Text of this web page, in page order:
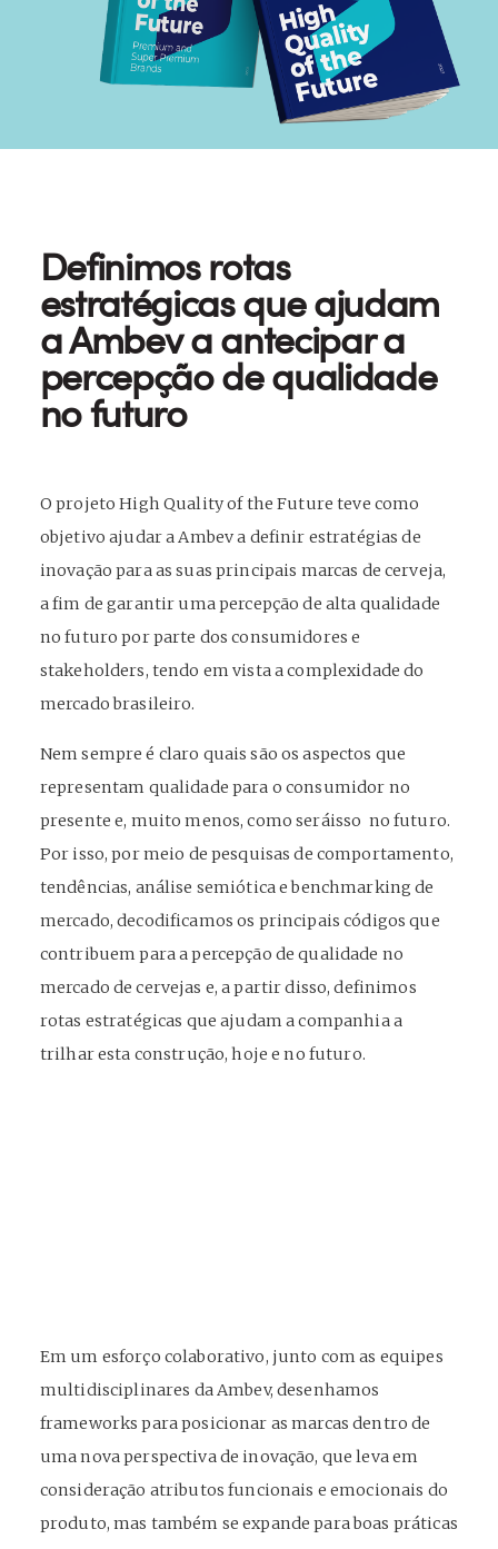
Definimos rotas
estratégicas que ajudam
a Ambev a antecipar a
percepção de qualidade
no futuro
O projeto High Quality of the Future teve como
objetivo ajudar a Ambev a definir estratégias de
inovação para as suas principais marcas de cerveja,
a fim de garantir uma percepção de alta qualidade
no futuro por parte dos consumidores e
stakeholders, tendo em vistaa complexidade do
mercado brasileiro.
Nem sempre é claro quais são os aspectos que
representam qualidade para o consumidor no
presente e, muito menos, como seráisso no futuro.
Por isso, por meio de pesquisas de comportamento,
tendências, análise semiótica e benchmarking de
mercado, decodificamos os principais códigos que
contribuem para a percepção de qualidade no
mercado de cervejas e, a partir disso, definimos
rotas estratégicas que ajudam a companhia a
trilhar esta construção, hoje e no futuro.
Em um esforço colaborativo, junto com as equipes
multidisciplinares da Ambev, desenhamos
frameworks para posicionar as marcas dentro de
uma nova perspectiva de inovação, que leva em
consideração atributos funcionais e emocionais do
produto, mas também se expande para boas práticas